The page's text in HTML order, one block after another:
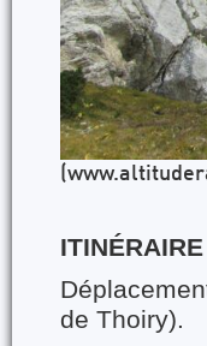
ITINÉRAIRE
de Thoiry).